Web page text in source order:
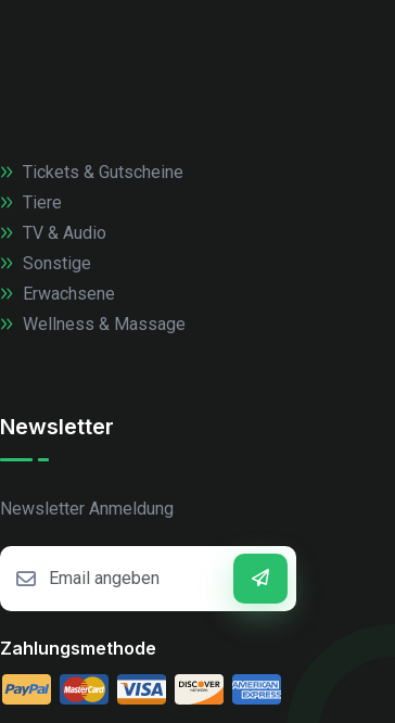
Tickets & Gutscheine
Tiere
TV & Audio
Sonstige
Erwachsene
Wellness & Massage
Newsletter
Newsletter Anmeldung
Zahlungsmethode